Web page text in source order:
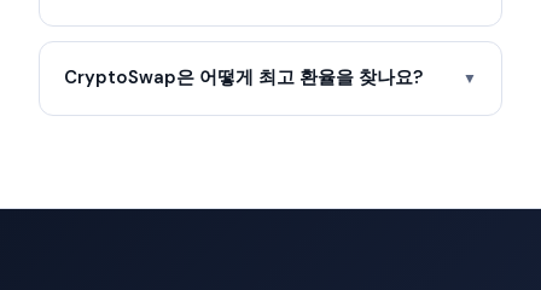
CryptoSwap은 어떻게 최고 환율을 찾나요? ▼